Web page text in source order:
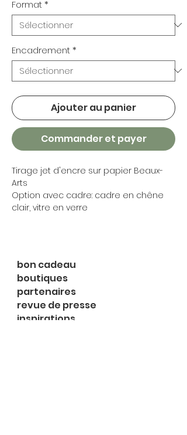
Format*
Encadrement*
Ajouter au panier
Commander et payer
Tirage jet d'encre sur papier Beaux-
Arts
Option avec cadre: cadre en chêne
clair, vitre en verre
bon cadeau
boutiques
partenaires
revue de presse
inspirations